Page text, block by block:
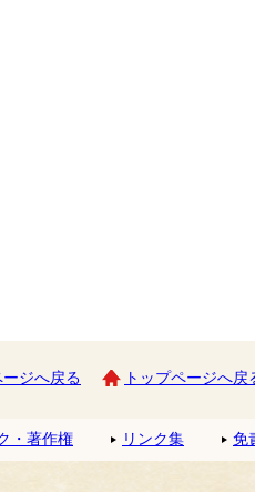
ジへ戻る トップページへ戻
・著作権 リンク集 免